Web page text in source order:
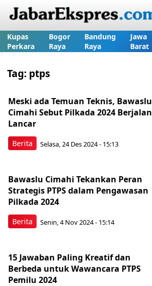
Kupas
Perkara
Bogor
Raya
Bandung
Raya
Jawa
Barat
Tag: ptps
Berita
Meski ada Temuan Teknis, Bawaslu
Cimahi Sebut Pilkada 2024 Berjalan
Lancar
Selasa, 24 Des 2024 - 15:13
Berita
Bawaslu Cimahi Tekankan Peran
Strategis PTPS dalam Pengawasan
Pilkada 2024
Senin, 4 Nov 2024 - 15:14
15 Jawaban Paling Kreatif dan
Berbeda untuk Wawancara PTPS
Pemilu 2024